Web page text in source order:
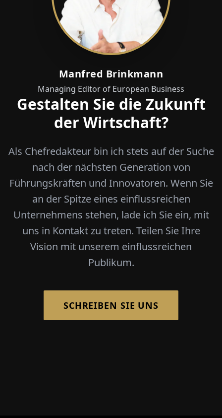
Manfred Brinkmann
Managing Editor of European Business
Gestalten Sie die Zukunft
der Wirtschaft?
Als Chefredakteur bin ich stets auf der Suche
nach der nächsten Generation von
Führungskräften und Innovatoren. Wenn Sie
an der Spitze eines einflussreichen
Unternehmens stehen, lade ich Sie ein, mit
uns in Kontakt zu treten. Teilen Sie Ihre
Vision mit unserem einflussreichen
Publikum.
SCHREIBEN SIE UNS